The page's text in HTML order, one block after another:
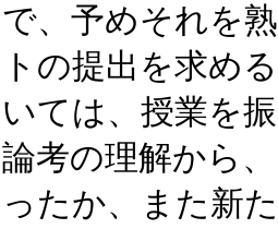
で、予めそれを
トの提出を求め
いては、授業を
論考の理解から
ったか、また新